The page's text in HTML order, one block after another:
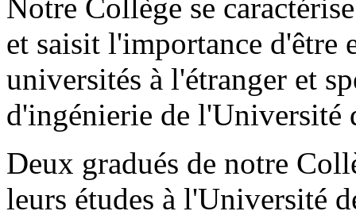
Notre Collège se
et saisit l'importance d'être
universités à l'étranger et
d'ingénierie de l'Université
Deux gradués de notre
leurs études à l'Université